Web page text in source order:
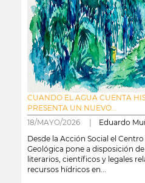
CUANDO EL AGUA CUENTA
PRESENTA UN NUEVO...
18/MAYO/2026 | Eduardo
Desde la Acción Social el
Geológica pone a disposición
literarios, científicos y legales
recursos hídricos en...